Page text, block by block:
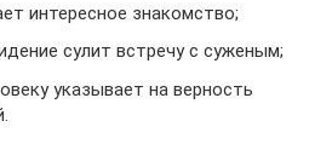
интересное знакомство;
сулит встречу с суженым;
указывает на верность